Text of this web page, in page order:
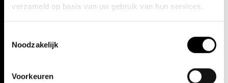
verzameld op basis van uw gebruik van hun services.
Noodzakelijk
Voorkeuren